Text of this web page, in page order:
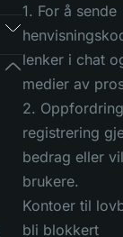
1. For å sende
lenker i chat
medier av
2.
registrering
bedrag eller
brukere.
Kontoer til
bli blokkert